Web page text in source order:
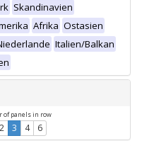
Skandinavien
Afrika Ostasien
Italien/Balkan
of panels in row
2 3 4 6